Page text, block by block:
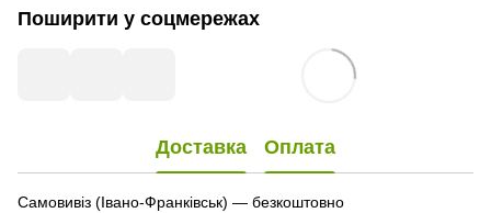
Поширити у соцмережах
Доставка Оплата
Самовивіз (Івано-Франківськ) — безкоштовно